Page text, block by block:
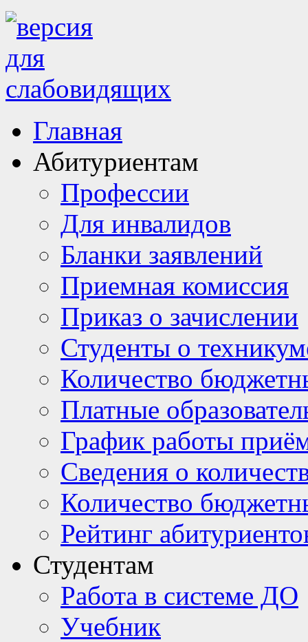
Главная
Абитуриентам
Профессии
Для инвалидов
Бланки заявлений
Приемная комиссия
Приказ о зачислении
Студенты о
Количество
Платные
График работы
Сведения о
Количество
Рейтинг
Студентам
Работа в системе ДО
Учебник